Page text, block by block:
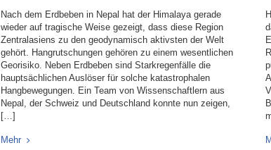
Nach dem Erdbeben in Nepal hat der Himalaya gerade
wieder auf tragische Weise gezeigt, dass diese Region
Zentralasiens zu den geodynamisch aktivsten der Welt
gehört. Hangrutschungen gehören zu einem wesentlichen
Georisiko. Neben Erdbeben sind Starkregenfälle die
hauptsächlichen Auslöser für solche katastrophalen
Hangbewegungen. Ein Team von Wissenschaftlern aus
Nepal, der Schweiz und Deutschland konnte nun zeigen,
[…]
Mehr